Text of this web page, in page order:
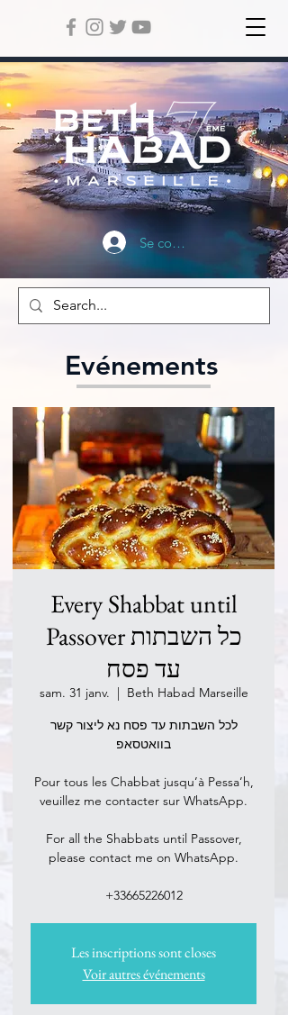
Se connecter
Evénements
Every Shabbat until
Passover כל השבתות
עד פסח
sam. 31 janv.
  |
Beth Habad Marseille
לכל השבתות עד פסח נא ליצור קשר
בוואטסאפ
Pour tous les Chabbat jusqu’à Pessa’h,
veuillez me contacter sur WhatsApp.
For all the Shabbats until Passover,
please contact me on WhatsApp.
+33665226012
Les inscriptions sont closes
Voir autres événements